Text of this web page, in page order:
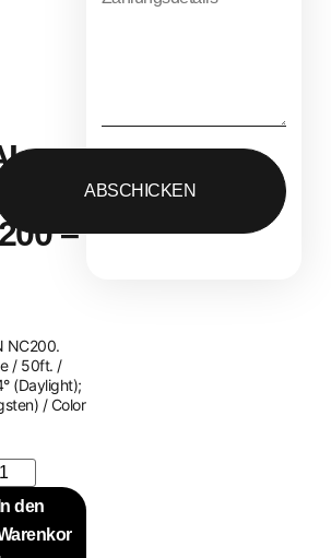
–
NC200.
/ 50ft. /
(Daylight);
/ Color
In den
ABSCHICKEN